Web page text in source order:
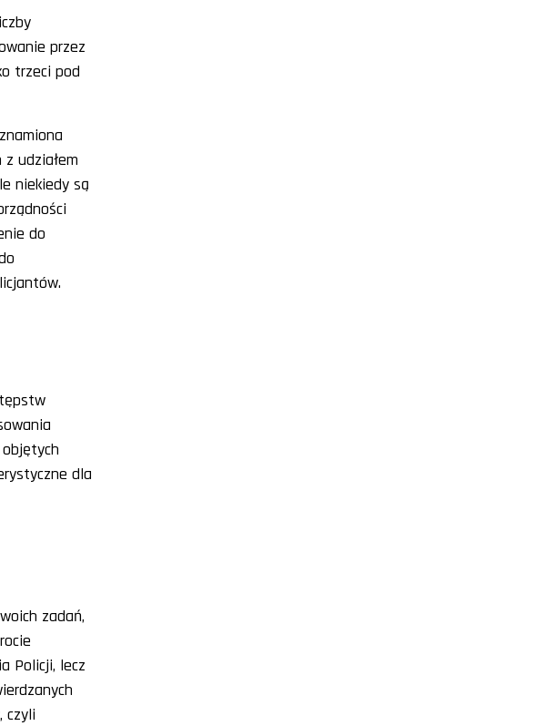
przez
trzeci pod
udziałem
niekiedy są
do
dla
zadań,
Policji, lecz
czyli